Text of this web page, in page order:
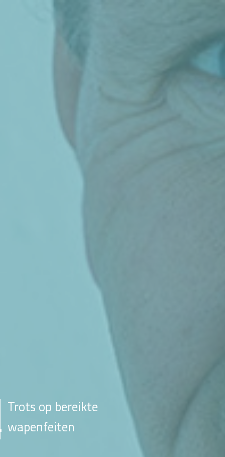
Trots op bereikte
wapenfeiten